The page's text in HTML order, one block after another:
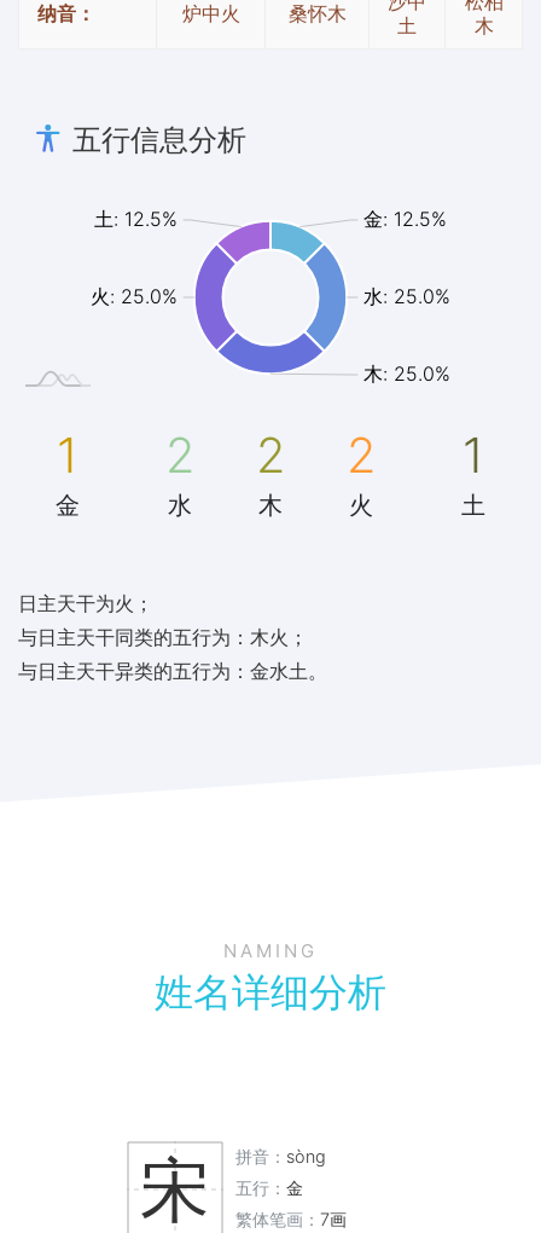
纳音： 炉中火 桑怀木
土
木
五行信息分析
金: 12.5%
水: 25.0%
木: 25.0%
火: 25.0%
土: 12.5%
1
金
2
水
2
木
2
火
1
土
日主天干为火；
与日主天干同类的五行为：木火；
与日主天干异类的五行为：金水土。
NAMING
姓名详细分析
宋 拼音： sòng
五行： 金
繁体笔画： 7画